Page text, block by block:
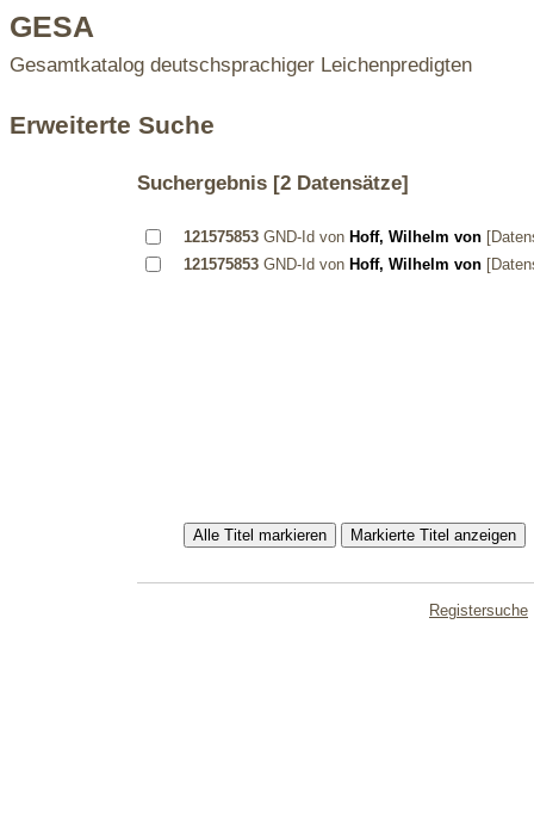
GESA
Gesamtkatalog deutschsprachiger Leichenpredigten
Erweiterte Suche
Suchergebnis[2 Datensätze]
121575853GND-Id von Hoff, Wilhelm von
121575853GND-Id von Hoff, Wilhelm von
Registersuche